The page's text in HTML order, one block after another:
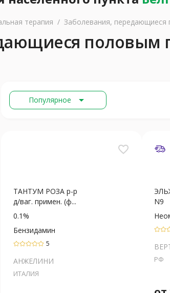
терапия / Заболевания, передающиеся
половым
Популярное arrow_drop_down
favorite_border
ТАНТУМ РОЗА р-р
д/ваг. примен. (ф...
0.1%
Бензидамин
5
АНЖЕЛИНИ
ИТАЛИЯ
N9
РФ